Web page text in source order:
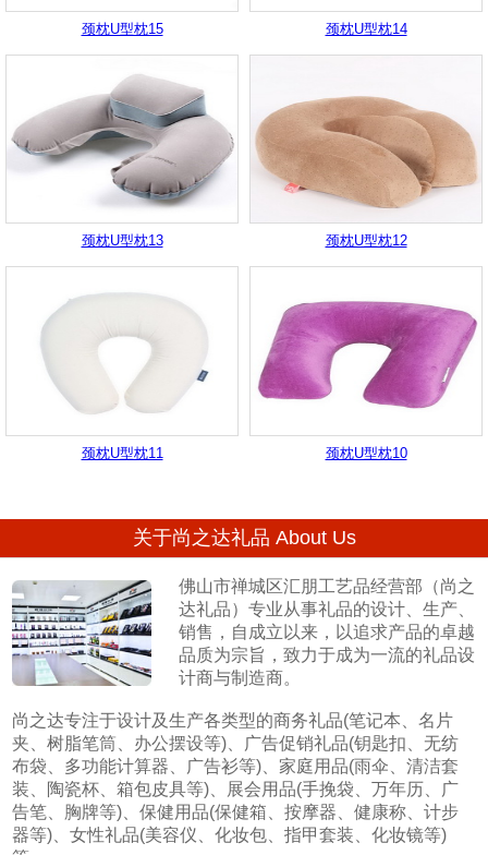
颈枕U型枕15 颈枕U型枕14
颈枕U型枕13 颈枕U型枕12
颈枕U型枕11 颈枕U型枕10
关于尚之达礼品 About Us
佛山市禅城区汇朋工艺品经营部（尚之
达礼品）专业从事礼品的设计、生产、
销售，自成立以来，以追求产品的卓越
品质为宗旨，致力于成为一流的礼品设
计商与制造商。
尚之达专注于设计及生产各类型的商务礼品(笔记本、名片
夹、树脂笔筒、办公摆设等)、广告促销礼品(钥匙扣、无纺
布袋、多功能计算器、广告衫等)、家庭用品(雨伞、清洁套
装、陶瓷杯、箱包皮具等)、展会用品(手挽袋、万年历、广
告笔、胸牌等)、保健用品(保健箱、按摩器、健康称、计步
器等)、女性礼品(美容仪、化妆包、指甲套装、化妆镜等)